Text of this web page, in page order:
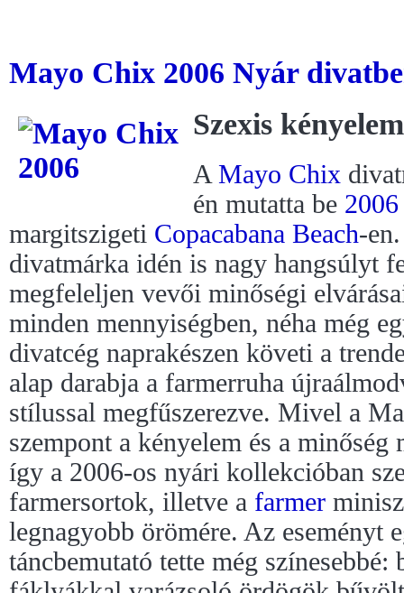
Mayo Chix 2006 Nyár
Szexis kényelem
A Mayo Chix
én mutatta be
margitszigeti Copacabana Beach-
divatmárka idén is nagy hangsúlyt
megfeleljen vevői minőségi
minden mennyiségben, néha még
divatcég naprakészen követi a
alap darabja a farmerruha
stílussal megfűszerezve. Mivel a
szempont a kényelem és a minőség
így a 2006-os nyári kollekcióban
farmersortok, illetve a farmer
legnagyobb örömére. Az eseményt
táncbemutató tette még színesebbé: